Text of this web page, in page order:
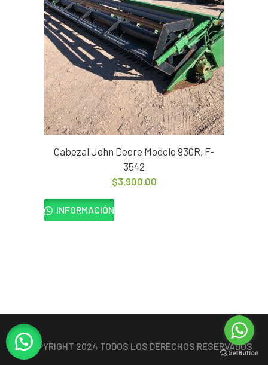
Cabezal John Deere Modelo 930R, F-
3542
$3,900.00
INFORMACIÓN
© COPYRIGHT 2024 TODOS LOS DERECHOS RESERVADOS